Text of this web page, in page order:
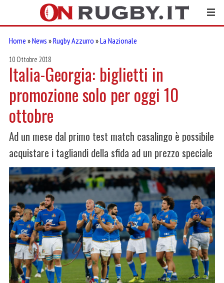
Home »News »Rugby Azzurro »La Nazionale
10 Ottobre 2018
Italia-Georgia: biglietti in
promozione solo per oggi 10
ottobre
Ad un mese dal primo test match casalingo è possibile
acquistare i tagliandi della sfida ad un prezzo speciale